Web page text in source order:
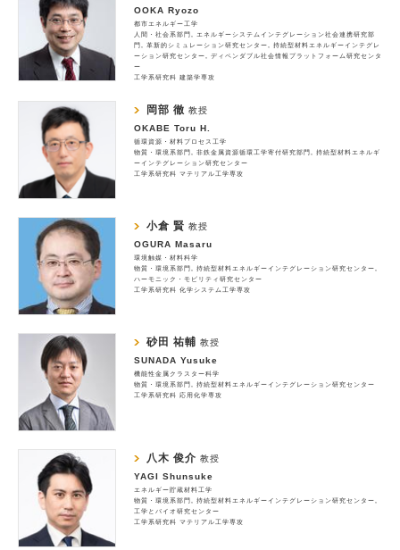
OOKA Ryozo
都市エネルギー工学
人間・社会系部門
エネルギーシステムインテグレーション社会連携研究部
門
革新的シミュレーション研究センター
持続型材料エネルギーインテグレ
ーション研究センター
ディペンダブル社会情報プラットフォーム研究センタ
ー
工学系研究科 建築学専攻
岡部 徹 教授
OKABE Toru H.
循環資源・材料プロセス工学
物質・環境系部門
非鉄金属資源循環工学寄付研究部門
持続型材料エネルギ
ーインテグレーション研究センター
工学系研究科 マテリアル工学専攻
小倉 賢 教授
OGURA Masaru
環境触媒・材料科学
物質・環境系部門
持続型材料エネルギーインテグレーション研究センター
ハーモニック・モビリティ研究センター
工学系研究科 化学システム工学専攻
砂田 祐輔 教授
SUNADA Yusuke
機能性金属クラスター科学
物質・環境系部門
持続型材料エネルギーインテグレーション研究センター
工学系研究科 応用化学専攻
八木 俊介 教授
YAGI Shunsuke
エネルギー貯蔵材料工学
物質・環境系部門
持続型材料エネルギーインテグレーション研究センター
工学とバイオ研究センター
工学系研究科 マテリアル工学専攻